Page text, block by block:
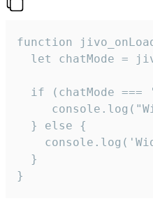
function
let chatMode =
if (chatMode ===
  } else {
  }
}